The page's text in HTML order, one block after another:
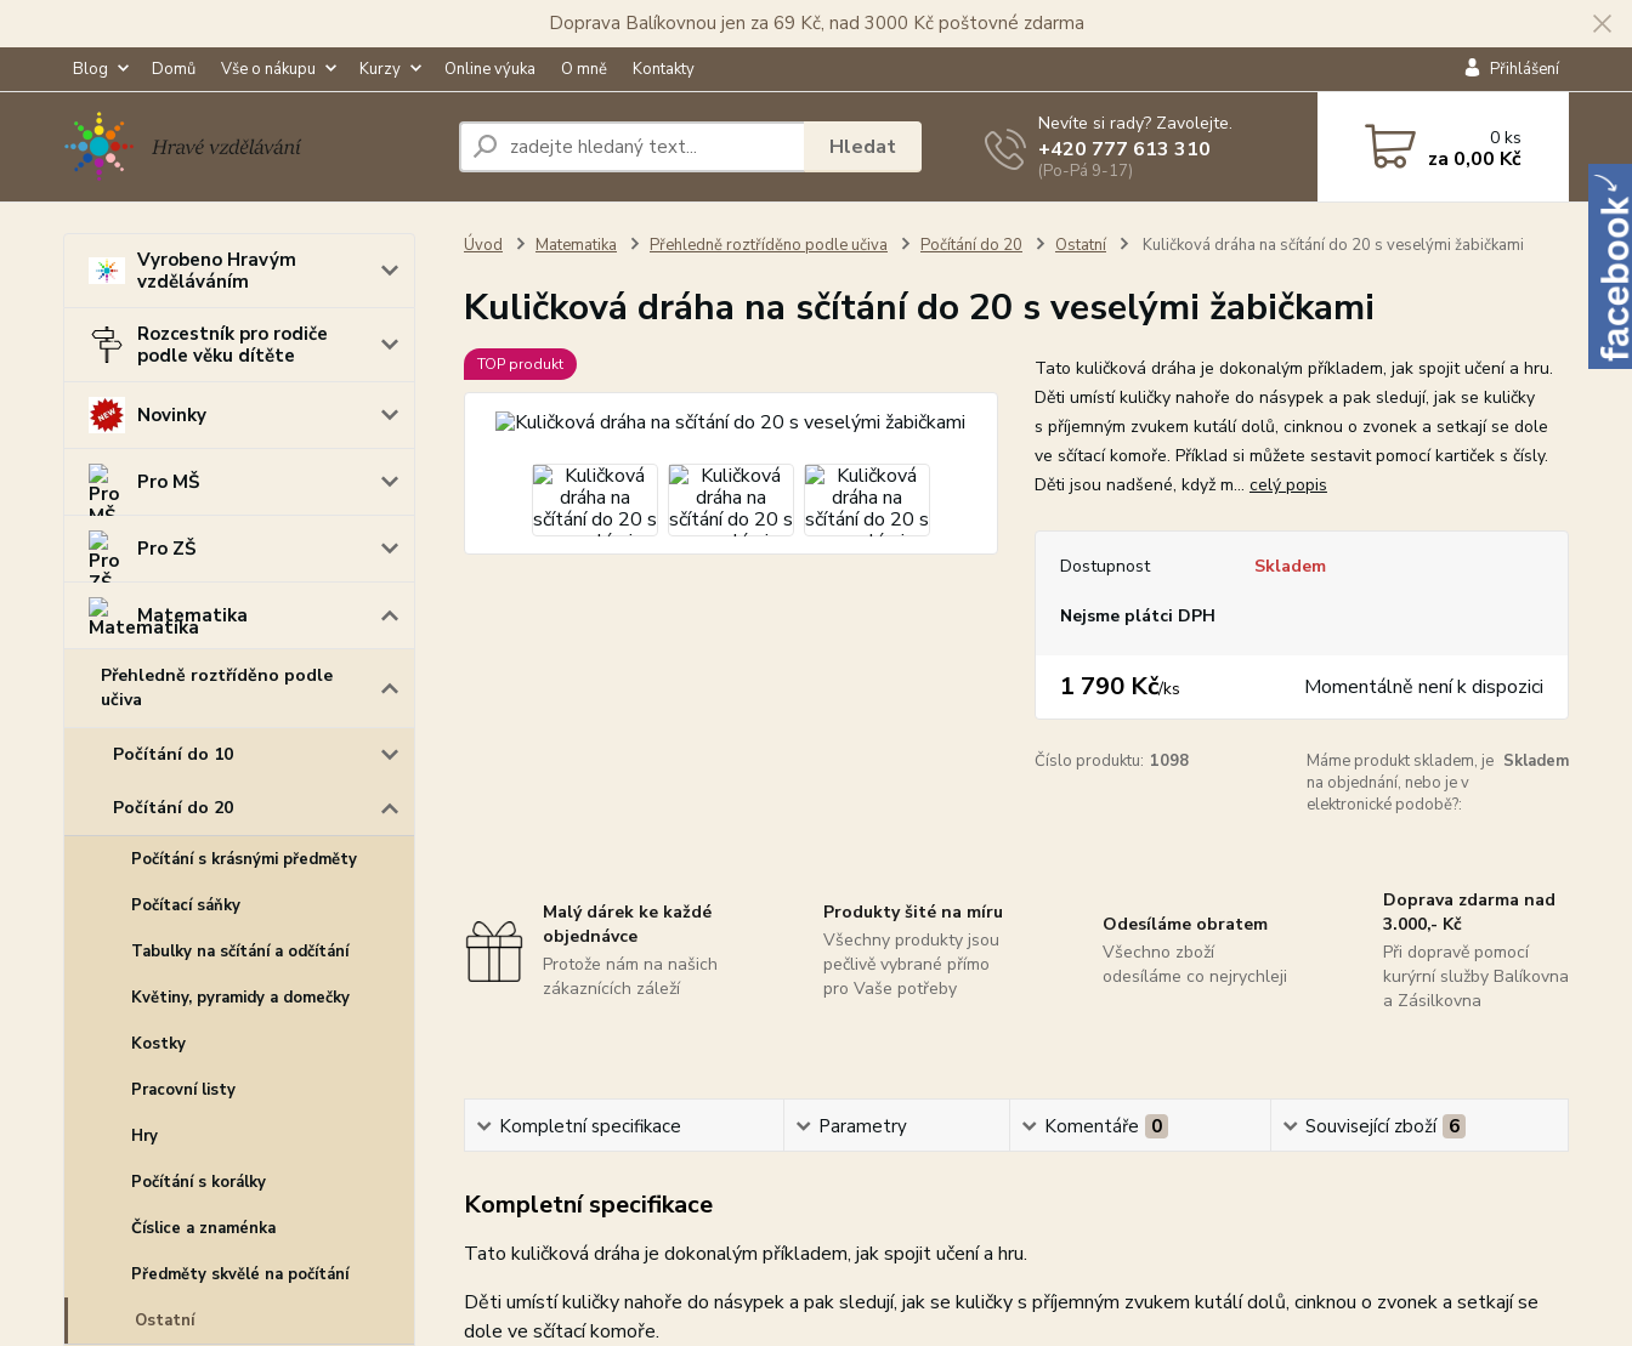
Doprava Balíkovnou jen za 69 Kč, nad 3000 Kč poštovné zdarma
Blog Domů Vše o nákupu Kurzy Online výuka O mně Kontakty Přihlášení
Hledat
Nevíte si rady? Zavolejte.
+420 777 613 310
(Po-Pá 9-17)
0ks
za 0,00 Kč
Vyrobeno Hravým
vzděláváním
Rozcestník pro rodiče
podle věku dítěte
Novinky
Pro MŠ
Pro ZŠ
Matematika
Přehledně roztříděno podle
učiva
Počítání do 10
Počítání do 20
Počítání s krásnými předměty
Počítací sáňky
Tabulky na sčítání a odčítání
Květiny, pyramidy a domečky
Kostky
Pracovní listy
Hry
Počítání s korálky
Číslice a znaménka
Předměty skvělé na počítání
Ostatní
Úvod Matematika Přehledně roztříděno podle učiva Počítání do 20 Ostatní Kuličková dráha na sčítání do 20 s veselými žabičkami
Kuličková dráha na sčítání do 20 s veselými žabičkami
TOP produkt
Tato kuličková dráha je dokonalým příkladem, jak spojit učení a hru.
Děti umístí kuličky nahoře do násypek a pak sledují, jak se kuličky
s příjemným zvukem kutálí dolů, cinknou o zvonek a setkají se dole
ve sčítací komoře. Příklad si můžete sestavit pomocí kartiček s čísly.
Děti jsou nadšené, když m... celý popis
Dostupnost Skladem
Nejsme plátci DPH
1 790 Kč/ks Momentálně není k dispozici
Číslo produktu: 1098
Máme produkt skladem, je
na objednání, nebo je v
elektronické podobě?:
Skladem
Malý dárek ke každé
objednávce
Protože nám na našich
zákaznících záleží
Produkty šité na míru
Všechny produkty jsou
pečlivě vybrané přímo
pro Vaše potřeby
Odesíláme obratem
Všechno zboží
odesíláme co nejrychleji
Doprava zdarma nad
3.000,- Kč
Při dopravě pomocí
kurýrní služby Balíkovna
a Zásilkovna
Kompletní specifikace Parametry Komentáře 0 Související zboží 6
Kompletní specifikace
Tato kuličková dráha je dokonalým příkladem, jak spojit učení a hru.
Děti umístí kuličky nahoře do násypek a pak sledují, jak se kuličky s příjemným zvukem kutálí dolů, cinknou o zvonek a setkají se
dole ve sčítací komoře.